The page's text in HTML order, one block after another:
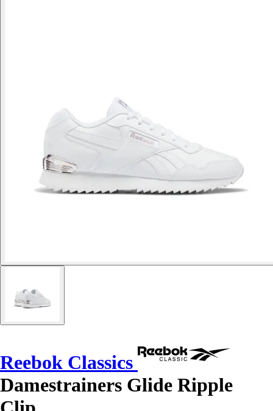
Reebok Classics
Damestrainers Glide Ripple